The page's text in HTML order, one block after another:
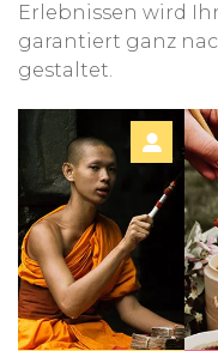
Erlebnissen wird
garantiert ganz
gestaltet.